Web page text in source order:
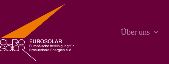
Über uns